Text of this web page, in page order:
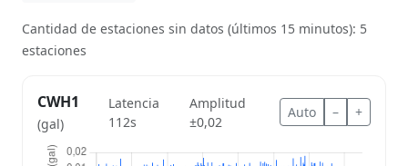
Cantidad de estaciones sin datos (últimos 15 minutos): 5
estaciones
CWH1
(gal)
Latencia
112s
Amplitud
±0,02
Auto – +